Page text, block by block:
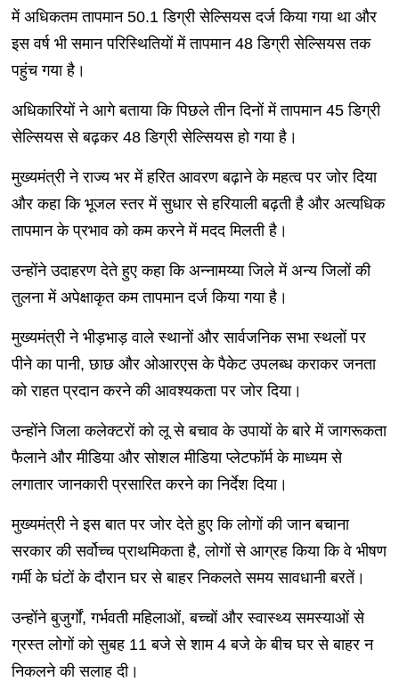
में अधिकतम तापमान 50.1 डिग्री सेल्सियस दर्ज किया गया था और
इस वर्ष भी समान परिस्थितियों में तापमान 48 डिग्री सेल्सियस तक
पहुंच गया है।
अधिकारियों ने आगे बताया कि पिछले तीन दिनों में तापमान 45 डिग्री
सेल्सियस से बढ़कर 48 डिग्री सेल्सियस हो गया है।
मुख्यमंत्री ने राज्य भर में हरित आवरण बढ़ाने के महत्व पर जोर दिया
और कहा कि भूजल स्तर में सुधार से हरियाली बढ़ती है और अत्यधिक
तापमान के प्रभाव को कम करने में मदद मिलती है।
उन्होंने उदाहरण देते हुए कहा कि अन्नामय्या जिले में अन्य जिलों की
तुलना में अपेक्षाकृत कम तापमान दर्ज किया गया है।
मुख्यमंत्री ने भीड़भाड़ वाले स्थानों और सार्वजनिक सभा स्थलों पर
पीने का पानी, छाछ और ओआरएस के पैकेट उपलब्ध कराकर जनता
को राहत प्रदान करने की आवश्यकता पर जोर दिया।
उन्होंने जिला कलेक्टरों को लू से बचाव के उपायों के बारे में जागरूकता
फैलाने और मीडिया और सोशल मीडिया प्लेटफॉर्म के माध्यम से
लगातार जानकारी प्रसारित करने का निर्देश दिया।
मुख्यमंत्री ने इस बात पर जोर देते हुए कि लोगों की जान बचाना
सरकार की सर्वोच्च प्राथमिकता है, लोगों से आग्रह किया कि वे भीषण
गर्मी के घंटों के दौरान घर से बाहर निकलते समय सावधानी बरतें।
उन्होंने बुजुर्गों, गर्भवती महिलाओं, बच्चों और स्वास्थ्य समस्याओं से
ग्रस्त लोगों को सुबह 11 बजे से शाम 4 बजे के बीच घर से बाहर न
निकलने की सलाह दी।